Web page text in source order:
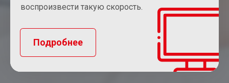
воспроизвести такую скорость.
Подробнее